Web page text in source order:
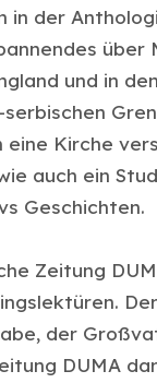
in der
und in
eine Kirche
auch ein
Geschichten.
Zeitung
der
DUMA